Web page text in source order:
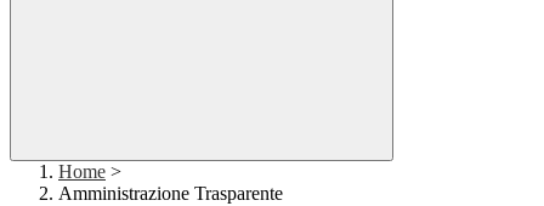
Home >
Amministrazione Trasparente